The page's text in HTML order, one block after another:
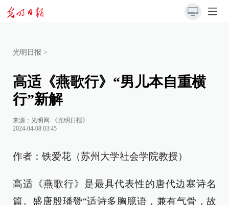
光明日报 >
高适《燕歌行》“男儿本自重横
行”新解
来源： 光明网-《光明日报》
2024-04-08 03:45
作者：铁爱花（苏州大学社会学院教授）
高适《燕歌行》是最具代表性的唐代边塞诗名
篇。盛唐殷璠赞“适诗多胸臆语，兼有气骨，故